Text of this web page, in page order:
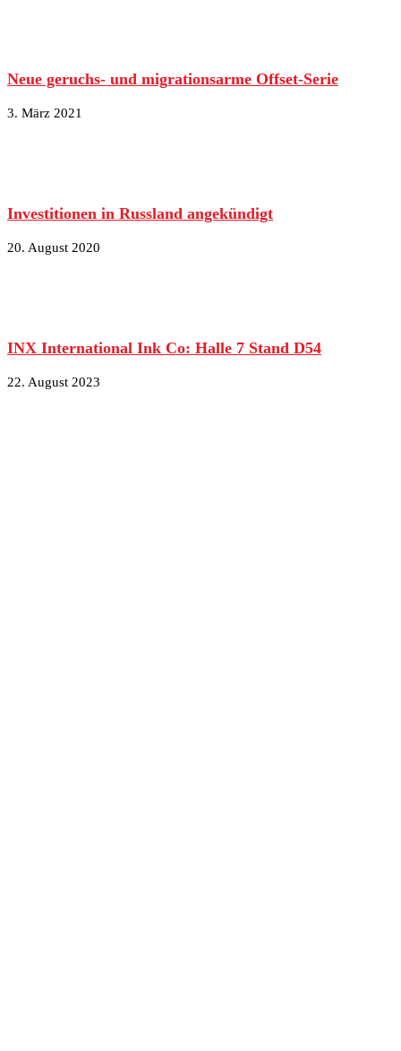
Neue geruchs- und migrationsarme Offset-Serie
3. März 2021
Investitionen in Russland angekündigt
20. August 2020
INX International Ink Co: Halle 7 Stand D54
22. August 2023